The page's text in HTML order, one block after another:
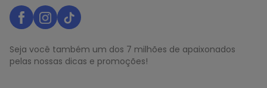
Seja você também um dos 7 milhões de apaixonados
pelas nossas dicas e promoções!